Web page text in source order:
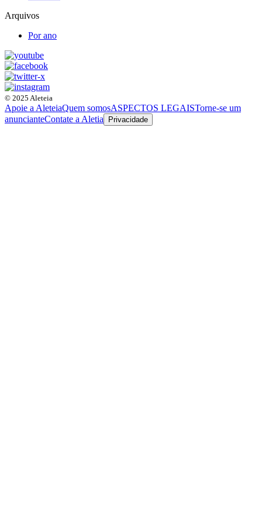
Arquivos
Por ano
© 2025 Aleteia
Apoie a AleteiaQuem somosASPECTOS LEGAISTorne-se um
anuncianteContate a Aletia Privacidade